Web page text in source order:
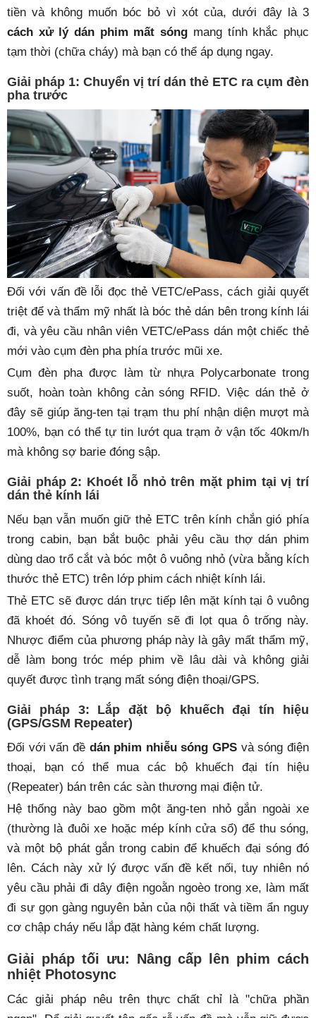
tiền và không muốn bóc bỏ vì xót của, dưới đây là 3
cách xử lý dán phim mất sóng mang tính khắc phục
tạm thời (chữa cháy) mà bạn có thể áp dụng ngay.
Giải pháp 1: Chuyển vị trí dán thẻ ETC ra cụm đèn
pha trước
Đối với vấn đề lỗi đọc thẻ VETC/ePass, cách giải quyết
triệt để và thẩm mỹ nhất là bóc thẻ dán bên trong kính lái
đi, và yêu cầu nhân viên VETC/ePass dán một chiếc thẻ
mới vào cụm đèn pha phía trước mũi xe.
Cụm đèn pha được làm từ nhựa Polycarbonate trong
suốt, hoàn toàn không cản sóng RFID. Việc dán thẻ ở
đây sẽ giúp ăng-ten tại trạm thu phí nhận diện mượt mà
100%, bạn có thể tự tin lướt qua trạm ở vận tốc 40km/h
mà không sợ barie đóng sập.
Giải pháp 2: Khoét lỗ nhỏ trên mặt phim tại vị trí
dán thẻ kính lái
Nếu bạn vẫn muốn giữ thẻ ETC trên kính chắn gió phía
trong cabin, bạn bắt buộc phải yêu cầu thợ dán phim
dùng dao trổ cắt và bóc một ô vuông nhỏ (vừa bằng kích
thước thẻ ETC) trên lớp phim cách nhiệt kính lái.
Thẻ ETC sẽ được dán trực tiếp lên mặt kính tại ô vuông
đã khoét đó. Sóng vô tuyến sẽ đi lọt qua ô trống này.
Nhược điểm của phương pháp này là gây mất thẩm mỹ,
dễ làm bong tróc mép phim về lâu dài và không giải
quyết được tình trạng mất sóng điện thoại/GPS.
Giải pháp 3: Lắp đặt bộ khuếch đại tín hiệu
(GPS/GSM Repeater)
Đối với vấn đề dán phim nhiễu sóng GPS và sóng điện
thoại, bạn có thể mua các bộ khuếch đại tín hiệu
(Repeater) bán trên các sàn thương mại điện tử.
Hệ thống này bao gồm một ăng-ten nhỏ gắn ngoài xe
(thường là đuôi xe hoặc mép kính cửa sổ) để thu sóng,
và một bộ phát gắn trong cabin để khuếch đại sóng đó
lên. Cách này xử lý được vấn đề kết nối, tuy nhiên nó
yêu cầu phải đi dây điện ngoằn ngoèo trong xe, làm mất
đi sự gọn gàng nguyên bản của nội thất và tiềm ẩn nguy
cơ chập cháy nếu lắp đặt hàng kém chất lượng.
Giải pháp tối ưu: Nâng cấp lên phim cách
nhiệt Photosync
Các giải pháp nêu trên thực chất chỉ là "chữa phần